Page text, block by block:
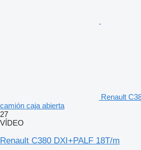
Renault
camión caja abierta
27
VÍDEO
Renault C380 DXI+PALF 18T/m